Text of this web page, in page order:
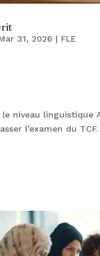
31, 2026 | FLE
niveau linguistique
l’examen du TCF.